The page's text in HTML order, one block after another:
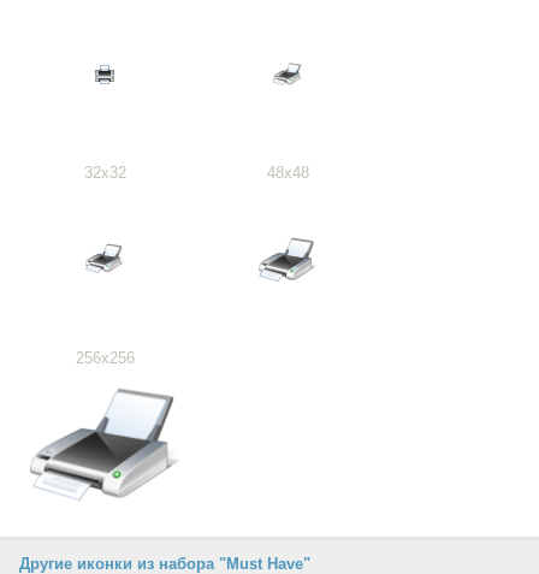
32x32 48x48
256x256
Другие иконки из набора "Must Have"